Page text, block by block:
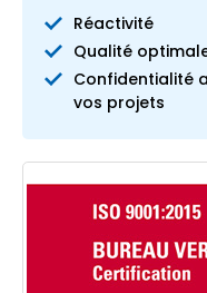
Réactivité
Qualité
Confidentialité
vos projets